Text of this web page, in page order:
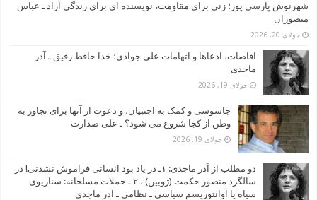
شهرنوش پارسی پور؛ زنی برای مقاومت، نویسنده ای برای زندگی آزاد ـ عباس
منصوران
جولای 20, 2026
افاضات، ادعاها و اتهامات علی جوادی؛ خدا حافظ رفیق ـ آذر
ماجدی
جولای 19, 2026
جاسوسی و کمک به اجنبیان، و دعوت از آنها برای تجاوز به
وطن از کجا شروع می شود؟ ـ علی صدارت
جولای 19, 2026
دو مطلب از آذر ماجدی: ۱ـ در یاد بود انسانی فراموش نشدنی! در
سالگرد منصور حکمت (ژوبین) ، ۲ ـ حملات مسلحانه: سناریوی
سیاه یا آوانتوریسم سیاسی ـ نظامی ـ آذر ماجدی